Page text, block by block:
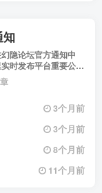
知
隐论坛官方通知中
时发布平台重要公
则、功能更新、安全
权益说明，确保每位
开透明，通过权威通知
优质、安全的使用体
查看，不错过关键信
3个月前
3个月前
8个月前
11个月前